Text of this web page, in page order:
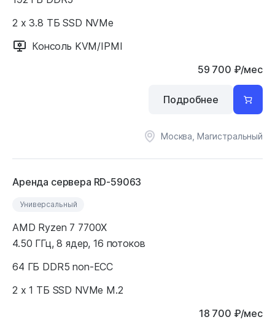
2 x 3.8 ТБ SSD NVMe
Консоль KVM/IPMI
59 700 ₽/мес
Москва, Магистральный
Подробнее
Аренда сервера RD-59063
Универсальный
AMD Ryzen 7 7700X
4.50 ГГц, 8 ядер, 16 потоков
64 ГБ DDR5 non-ECC
2 x 1 ТБ SSD NVMe M.2
18 700 ₽/мес